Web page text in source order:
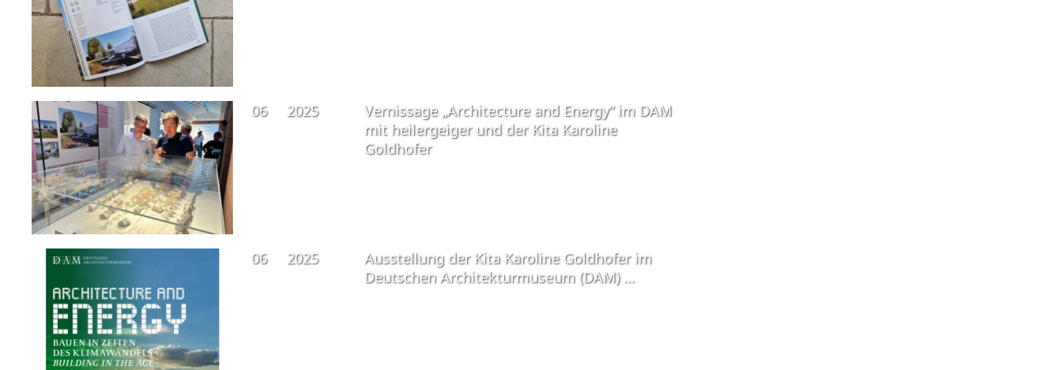
06 2025
Vernissage „Architecture and Energy“ im DAM
mit heilergeiger und der Kita Karoline
Goldhofer
06 2025
Ausstellung der Kita Karoline Goldhofer im
Deutschen Architekturmuseum (DAM) …